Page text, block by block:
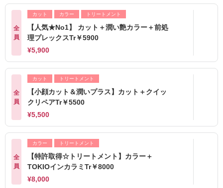
全
員
カット カラー トリートメント
【人気★No1】 カット＋潤い艶カラー＋前処
理プレックスTr￥5900
¥5,900
全
員
カット トリートメント
【小顔カット＆潤いプラス】カット＋クイッ
クリペアTr￥5500
¥5,500
全
員
カラー トリートメント
【特許取得☆トリートメント】カラー＋
TOKIOインカラミTr￥8000
¥8,000